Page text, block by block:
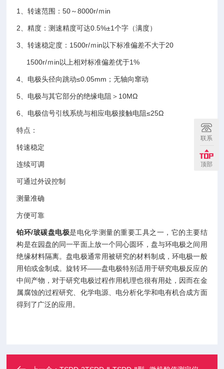
1、转速范围：50～8000r/ｍin
2、精度：测速精度可达0.5%±1个字（满度）
3、转速稳定度：1500r/ｍin以下标准偏差不大于20
1500r/ｍin以上相对标准偏差优于1%
4、电极头径向跳动≤0.05mm；无轴向窜动
5、电极与其它部分的绝缘电阻＞10MΩ
6、电极信号引线系统与相应电极接触电阻≤25Ω
特点：
转速稳定
连续可调
可通过外设控制
测量准确
方便可靠
铂环/玻碳盘电极是电化学测量的重要工具之一，它的主要结
构是在园盘的同一平面上放一个同心圆环，盘与环电极之间用
绝缘材料隔离。盘电极通常用被研究的材料制成，环电极一般
用铂或金制成。旋转环——盘电极特别适用于研究电极反应的
中间产物，对于研究电极过程作用机理也很有用处，因而在金
属腐蚀的过程研究、化学电源、电分析化学和电有机合成方面
得到了广泛的应用。
联系
顶部